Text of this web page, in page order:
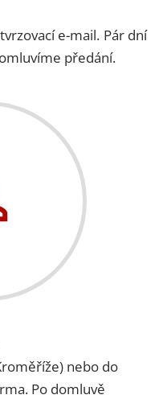
e-mail. Pár dní
předání.
nebo do
Po domluvě